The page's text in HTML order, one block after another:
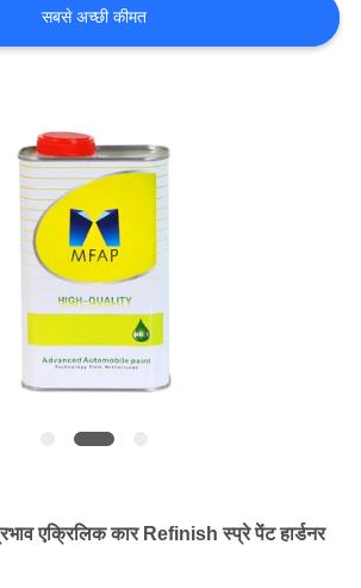
सबसे अच्छी कीमत
एक्रिलिक कार Refinish स्प्रे पेंट हार्डनर